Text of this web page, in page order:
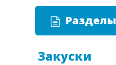
Разделы
Закуски